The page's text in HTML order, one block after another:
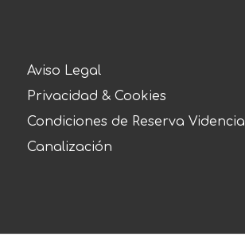
Aviso Legal
Privacidad & Cookies
Condiciones de Reserva Videncia
Canalización